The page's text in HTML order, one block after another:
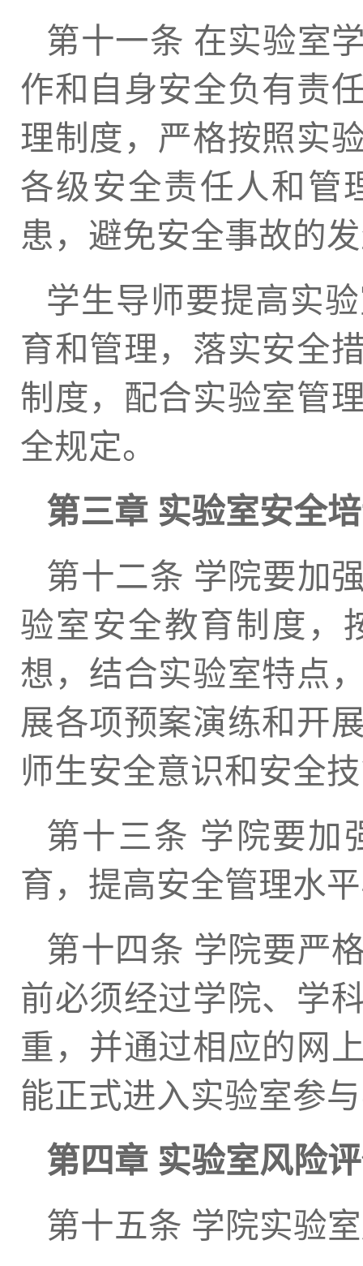
第十一条 在实验室
作和自身安全负有责
理制度，严格按照实
各级安全责任人和管
患，避免安全事故的
学生导师要提高实
育和管理，落实安全
制度，配合实验室管
全规定。
第三章 实验室安全
第十二条 学院要加
验室安全教育制度，
想，结合实验室特点
展各项预案演练和开
师生安全意识和安全
第十三条 学院要加
育，提高安全管理水
第十四条 学院要严
前必须经过学院、学
重，并通过相应的网
能正式进入实验室参
第四章 实验室风险
第十五条 学院实验